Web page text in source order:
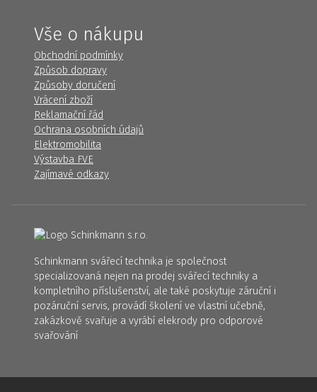
Vše o nákupu
Obchodní podmínky
Způsob dopravy
Způsoby doručení
Vrácení zboží
Reklamační řád
Ochrana osobních údajů
Elektromobilita
Výstavba FVE
Zajímavé odkazy
Schinkmann svářecí technika je společnost
specializovaná nejen na prodej svářecí techniky a
kompletního příslušenství, ale také poskytuje záruční i
pozáruční servis, provádí školení ve vlastní učebně,
zakázkově svařuje a vyrábí elekrody pro odporové
svařování